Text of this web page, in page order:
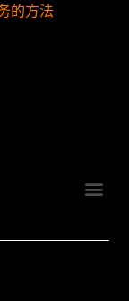
的方法